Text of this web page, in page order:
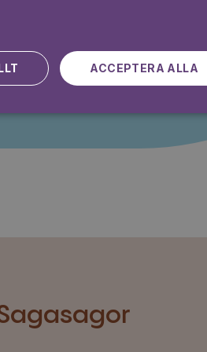
med 2026-08-24
ACCEPTERA ALLA